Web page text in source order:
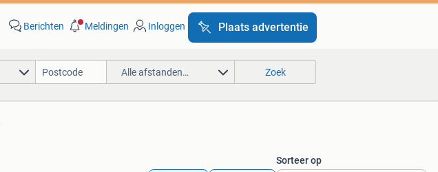
Berichten Meldingen Inloggen Plaats advertentie
Alle afstanden… Zoek
Sorteer op